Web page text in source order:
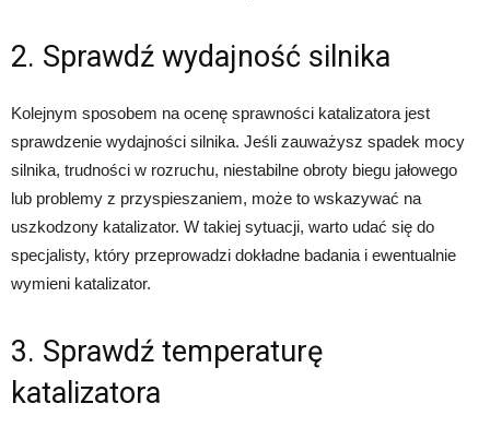
2. Sprawdź wydajność silnika
Kolejnym sposobem na ocenę sprawności katalizatora jest
sprawdzenie wydajności silnika. Jeśli zauważysz spadek mocy
silnika, trudności w rozruchu, niestabilne obroty biegu jałowego
lub problemy z przyspieszaniem, może to wskazywać na
uszkodzony katalizator. W takiej sytuacji, warto udać się do
specjalisty, który przeprowadzi dokładne badania i ewentualnie
wymieni katalizator.
3. Sprawdź temperaturę
katalizatora